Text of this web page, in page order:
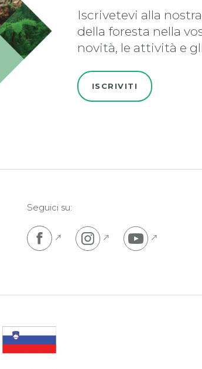
Iscrivetevi alla
della foresta nella
novità, le attività e
ISCRIVITI
Seguici su:
Pojdi na Facebook stran
Pojdi na Instagram
Evropski kmetijski sklad za